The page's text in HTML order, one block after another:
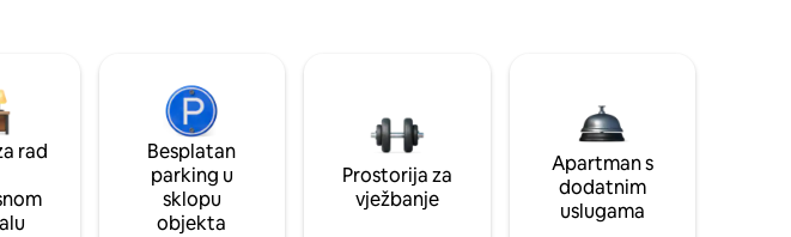
rad
Besplatan
parking u
sklopu
objekta
Prostorija za
vježbanje
Apartman s
dodatnim
uslugama